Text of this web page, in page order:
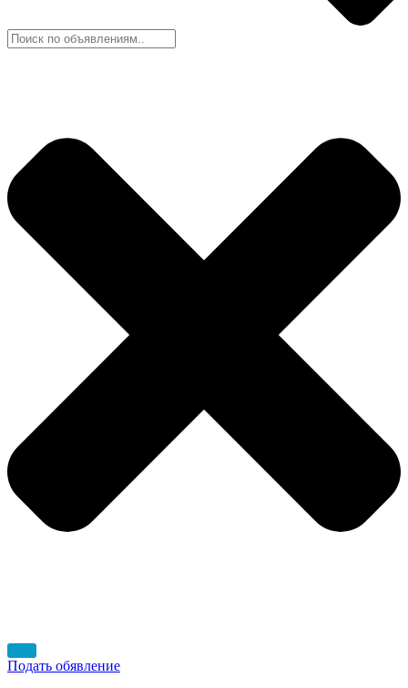
Подать обявление